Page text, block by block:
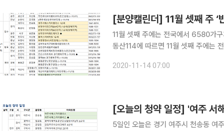
[분양캘린더] 11월 셋째 주
11월 셋째 주에는 전국에서 6580가구가 공급될 예정이다. ◇
동산114에 따르면 11월 셋째 주에는
스’, 18일 전북 남원시 광양읍 광양세
2020-11-14 07:00
[오늘의 청약 일정] '여주 서
5일인 오늘은 경기 여주시 천송동 여주 서해